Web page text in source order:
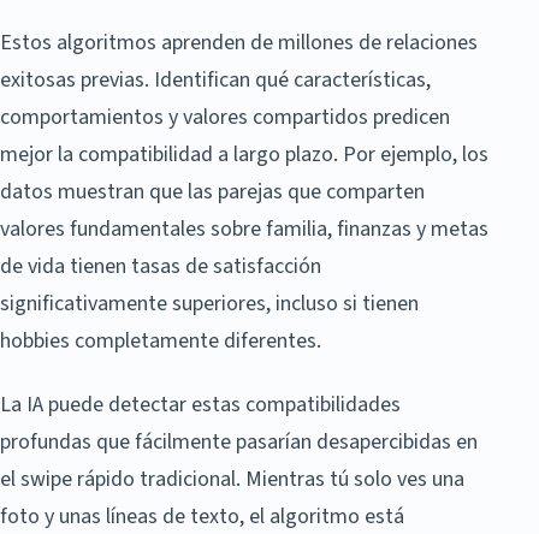
Estos algoritmos aprenden de millones de relaciones
exitosas previas. Identifican qué características,
comportamientos y valores compartidos predicen
mejor la compatibilidad a largo plazo. Por ejemplo, los
datos muestran que las parejas que comparten
valores fundamentales sobre familia, finanzas y metas
de vida tienen tasas de satisfacción
significativamente superiores, incluso si tienen
hobbies completamente diferentes.
La IA puede detectar estas compatibilidades
profundas que fácilmente pasarían desapercibidas en
el swipe rápido tradicional. Mientras tú solo ves una
foto y unas líneas de texto, el algoritmo está